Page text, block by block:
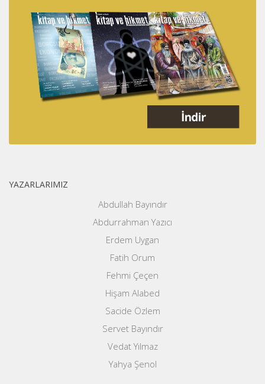
YAZARLARIMIZ
Abdullah Bayındır
Abdurrahman Yazıcı
Erdem Uygan
Fatih Orum
Fehmi Çeçen
Hişam Alabed
Sacide Özlem
Servet Bayındır
Vedat Yılmaz
Yahya Şenol